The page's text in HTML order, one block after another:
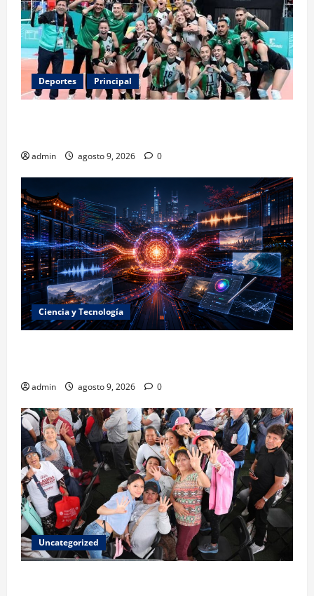
Deportes Principal
admin agosto 9, 2026 0
Ciencia y Tecnología
admin agosto 9, 2026 0
Uncategorized